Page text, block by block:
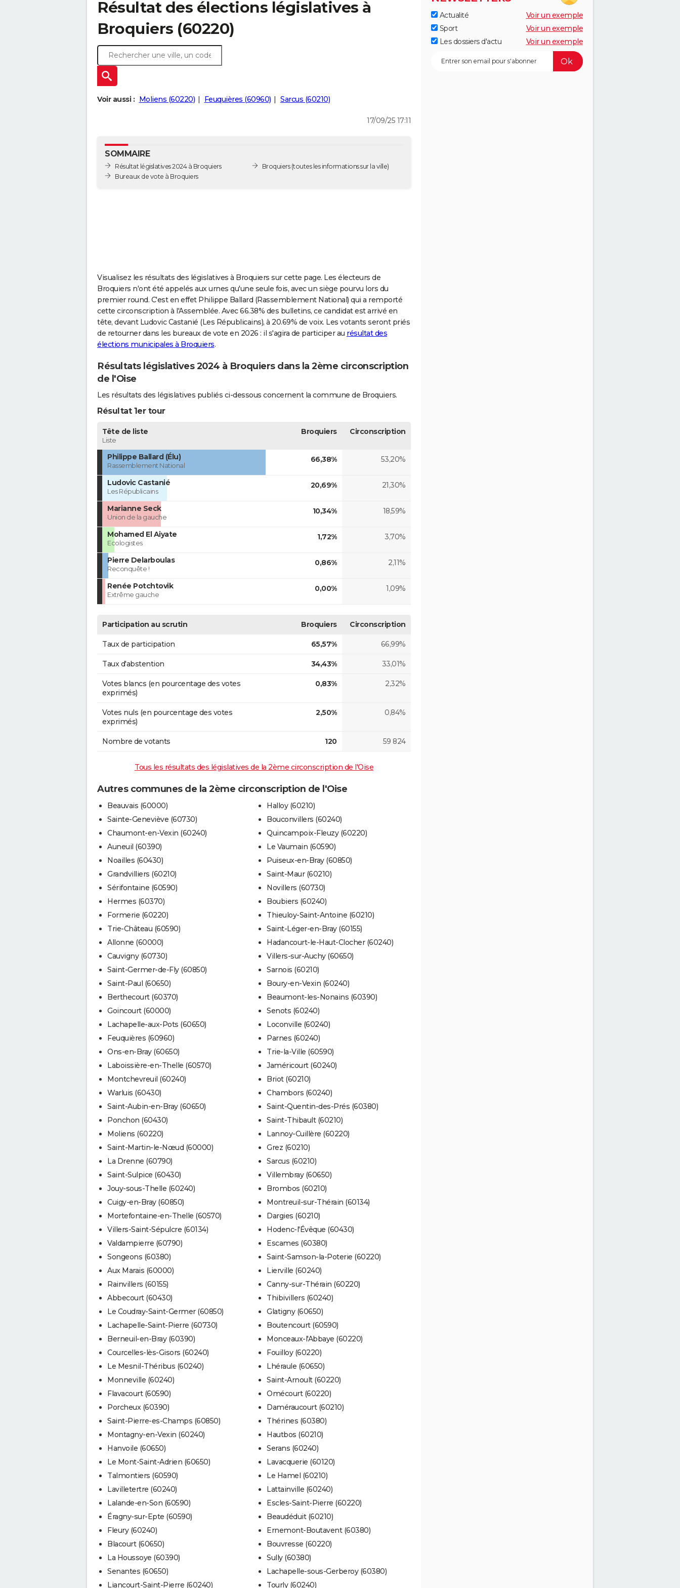
Résultat des élections législatives à
Broquiers (60220)
Voir aussi : Moliens (60220) Feuquières (60960) Sarcus (60210)
17/09/25 17:11
SOMMAIRE
Résultat législatives 2024 à Broquiers
Bureaux de vote à Broquiers
Broquiers(toutes les informations sur la ville)
Visualisez les résultats des législatives à Broquiers sur cette page. Les électeurs de
Broquiers n'ont été appelés aux urnes qu'une seule fois, avec un siège pourvu lors du
premier round. C'est en effet Philippe Ballard (Rassemblement National) qui a remporté
cette circonscription à l'Assemblée. Avec 66.38% des bulletins, ce candidat est arrivé en
tête, devant Ludovic Castanié (Les Républicains), à 20.69% de voix. Les votants seront priés
de retourner dans les bureaux de vote en 2026 : il s'agira de participer au résultat des
élections municipales à Broquiers.
Résultats législatives 2024 à Broquiers dans la 2ème circonscription
de l'Oise
Les résultats des législatives publiés ci-dessous concernent la commune de Broquiers.
Résultat 1er tour
Tête de liste
Liste
Broquiers Circonscription
Philippe Ballard (Élu)
Rassemblement National
66,38% 53,20%
Ludovic Castanié
Les Républicains
20,69% 21,30%
Marianne Seck
Union de la gauche
10,34% 18,59%
Mohamed El Aiyate
Ecologistes
1,72% 3,70%
Pierre Delarboulas
Reconquête !
0,86% 2,11%
Renée Potchtovik
Extrême gauche
0,00% 1,09%
Participation au scrutin Broquiers Circonscription
Taux de participation 65,57% 66,99%
Taux d'abstention 34,43% 33,01%
Votes blancs (en pourcentage des votes
exprimés)
0,83% 2,32%
Votes nuls (en pourcentage des votes
exprimés)
2,50% 0,84%
Nombre de votants 120 59 824
Tous les résultats des législatives de la 2ème circonscription de l'Oise
Autres communes de la 2ème circonscription de l'Oise
Beauvais (60000)
Sainte-Geneviève (60730)
Chaumont-en-Vexin (60240)
Auneuil (60390)
Noailles (60430)
Grandvilliers (60210)
Sérifontaine (60590)
Hermes (60370)
Formerie (60220)
Trie-Château (60590)
Allonne (60000)
Cauvigny (60730)
Saint-Germer-de-Fly (60850)
Saint-Paul (60650)
Berthecourt (60370)
Goincourt (60000)
Lachapelle-aux-Pots (60650)
Feuquières (60960)
Ons-en-Bray (60650)
Laboissière-en-Thelle (60570)
Montchevreuil (60240)
Warluis (60430)
Saint-Aubin-en-Bray (60650)
Ponchon (60430)
Moliens (60220)
Saint-Martin-le-Nœud (60000)
La Drenne (60790)
Saint-Sulpice (60430)
Jouy-sous-Thelle (60240)
Cuigy-en-Bray (60850)
Mortefontaine-en-Thelle (60570)
Villers-Saint-Sépulcre (60134)
Valdampierre (60790)
Songeons (60380)
Aux Marais (60000)
Rainvillers (60155)
Abbecourt (60430)
Le Coudray-Saint-Germer (60850)
Lachapelle-Saint-Pierre (60730)
Berneuil-en-Bray (60390)
Courcelles-lès-Gisors (60240)
Le Mesnil-Théribus (60240)
Monneville (60240)
Flavacourt (60590)
Porcheux (60390)
Saint-Pierre-es-Champs (60850)
Montagny-en-Vexin (60240)
Hanvoile (60650)
Le Mont-Saint-Adrien (60650)
Talmontiers (60590)
Lavilletertre (60240)
Lalande-en-Son (60590)
Éragny-sur-Epte (60590)
Fleury (60240)
Blacourt (60650)
La Houssoye (60390)
Senantes (60650)
Liancourt-Saint-Pierre (60240)
Halloy (60210)
Bouconvillers (60240)
Quincampoix-Fleuzy (60220)
Le Vaumain (60590)
Puiseux-en-Bray (60850)
Saint-Maur (60210)
Novillers (60730)
Boubiers (60240)
Thieuloy-Saint-Antoine (60210)
Saint-Léger-en-Bray (60155)
Hadancourt-le-Haut-Clocher (60240)
Villers-sur-Auchy (60650)
Sarnois (60210)
Boury-en-Vexin (60240)
Beaumont-les-Nonains (60390)
Senots (60240)
Loconville (60240)
Parnes (60240)
Trie-la-Ville (60590)
Jaméricourt (60240)
Briot (60210)
Chambors (60240)
Saint-Quentin-des-Prés (60380)
Saint-Thibault (60210)
Lannoy-Cuillère (60220)
Grez (60210)
Sarcus (60210)
Villembray (60650)
Brombos (60210)
Montreuil-sur-Thérain (60134)
Dargies (60210)
Hodenc-l'Évêque (60430)
Escames (60380)
Saint-Samson-la-Poterie (60220)
Lierville (60240)
Canny-sur-Thérain (60220)
Thibivillers (60240)
Glatigny (60650)
Boutencourt (60590)
Monceaux-l'Abbaye (60220)
Fouilloy (60220)
Lhéraule (60650)
Saint-Arnoult (60220)
Omécourt (60220)
Daméraucourt (60210)
Thérines (60380)
Hautbos (60210)
Serans (60240)
Lavacquerie (60120)
Le Hamel (60210)
Lattainville (60240)
Escles-Saint-Pierre (60220)
Beaudéduit (60210)
Ernemont-Boutavent (60380)
Bouvresse (60220)
Sully (60380)
Lachapelle-sous-Gerberoy (60380)
Tourly (60240)
Actualité
Voir un exemple
Sport
Voir un exemple
Les dossiers d'actu
Voir un exemple